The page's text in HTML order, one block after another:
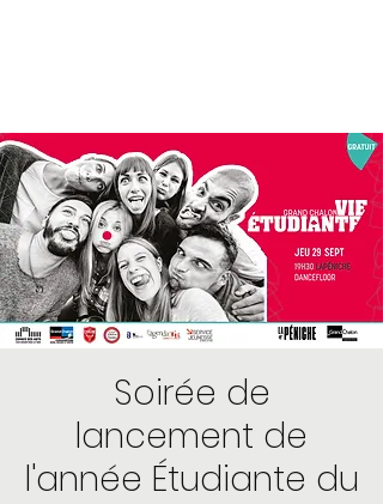
Soirée de
lancement de
l'année Étudiante du